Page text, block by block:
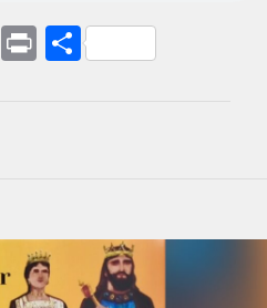
WhatsApp
PrintShare